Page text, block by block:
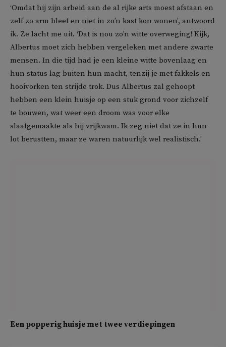
‘Omdat hij zijn arbeid aan de al rijke arts moest afstaan en
zelf zo arm bleef en niet in zo’n kast kon wonen’, antwoord
ik. Ze lacht me uit. ‘Dat is nou zo’n witte overweging! Kijk,
Albertus moet zich hebben vergeleken met andere zwarte
mensen. In die tijd had je een kleine witte bovenlaag en
hun status lag buiten hun macht, tenzij je met fakkels en
hooivorken ten strijde trok. Dus Albertus zal gehoopt
hebben een klein huisje op een stuk grond voor zichzelf
te bouwen, wat weer een droom was voor elke
slaafgemaakte als hij vrijkwam. Ik zeg niet dat ze in hun
lot berustten, maar ze waren natuurlijk wel realistisch.’
Een popperig huisje met twee verdiepingen